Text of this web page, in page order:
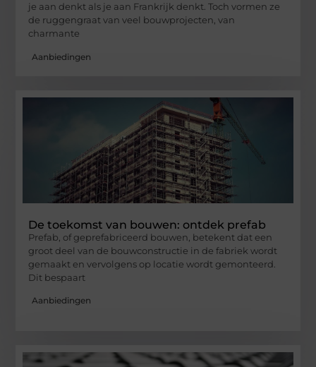
je aan denkt als je aan Frankrijk denkt. Toch vormen ze
de ruggengraat van veel bouwprojecten, van
charmante
Aanbiedingen
De toekomst van bouwen: ontdek prefab
Prefab, of geprefabriceerd bouwen, betekent dat een
groot deel van de bouwconstructie in de fabriek wordt
gemaakt en vervolgens op locatie wordt gemonteerd.
Dit bespaart
Aanbiedingen